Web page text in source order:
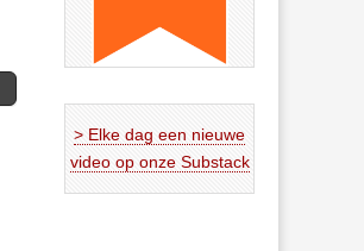
> Elke dag een nieuwe
video op onze Substack